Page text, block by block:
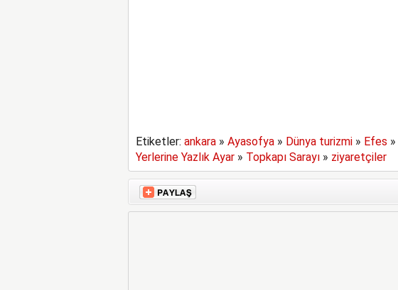
Etiketler: ankara» Ayasofya» Dünya turizmi» Efes »
Yerlerine Yazlık Ayar» Topkapı Sarayı» ziyaretçiler